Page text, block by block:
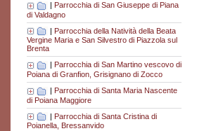
Parrocchia di San Giuseppe di Piana
di Valdagno
| Parrocchia della Natività della Beata
Vergine Maria e San Silvestro di Piazzola sul
Brenta
Parrocchia di San Martino vescovo di
Poiana di Granfion, Grisignano di Zocco
| Parrocchia di Santa Maria Nascente
di Poiana Maggiore
| Parrocchia di Santa Cristina di
Poianella, Bressanvido